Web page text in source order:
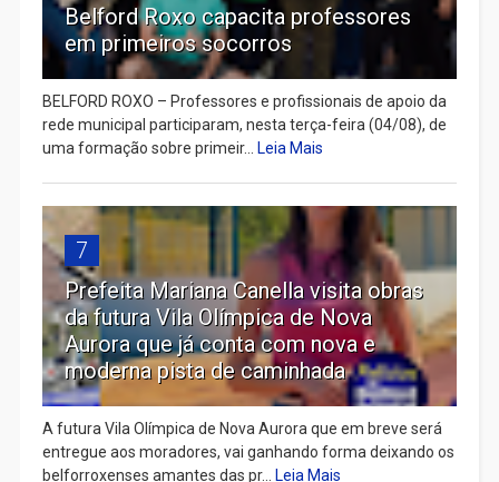
Belford Roxo capacita professores
em primeiros socorros
BELFORD ROXO – Professores e profissionais de apoio da
rede municipal participaram, nesta terça-feira (04/08), de
uma formação sobre primeir... Leia Mais
7
Prefeita Mariana Canella visita obras
da futura Vila Olímpica de Nova
Aurora que já conta com nova e
moderna pista de caminhada
A futura Vila Olímpica de Nova Aurora que em breve será
entregue aos moradores, vai ganhando forma deixando os
belforroxenses amantes das pr... Leia Mais